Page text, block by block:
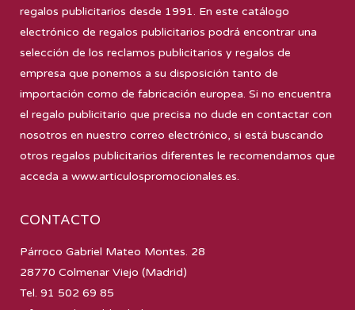
regalos publicitarios desde 1991. En este catálogo
electrónico de regalos publicitarios podrá encontrar una
selección de los reclamos publicitarios y regalos de
empresa que ponemos a su disposición tanto de
importación como de fabricación europea. Si no encuentra
el regalo publicitario que precisa no dude en contactar con
nosotros en nuestro correo electrónico, si está buscando
otros regalos publicitarios diferentes le recomendamos que
acceda a www.articulospromocionales.es.
CONTACTO
Párroco Gabriel Mateo Montes. 28
28770 Colmenar Viejo (Madrid)
Tel. 91 502 69 85